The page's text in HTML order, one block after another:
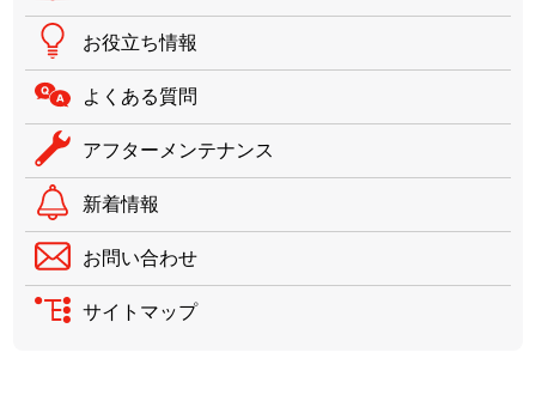
お役立ち情報
よくある質問
アフターメンテナンス
新着情報
お問い合わせ
サイトマップ